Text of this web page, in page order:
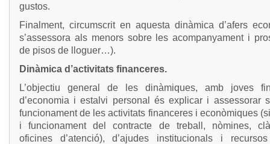
gustos.
Finalment, circumscrit en aquesta dinàmica d’afers
s’assessora als menors sobre les acompanyament i
de pisos de lloguer…).
Dinàmica d’activitats financeres.
L’objectiu general de les dinàmiques, amb joves
d’economia i estalvi personal és explicar i assessorar
funcionament de les activitats financeres i econòmiques
i funcionament del contracte de treball, nòmines,
oficines d’atenció), d’ajudes institucionals i